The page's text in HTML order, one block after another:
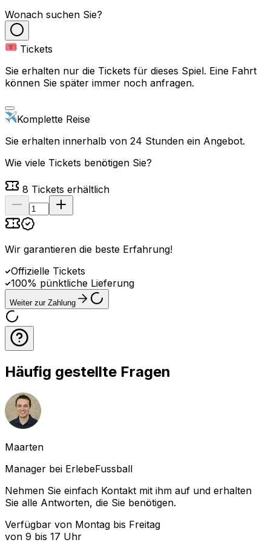
Wonach suchen Sie?
Tickets
Sie erhalten nur die Tickets für dieses Spiel. Eine Fahrt
können Sie später immer noch anfragen.
Komplette Reise
Sie erhalten innerhalb von 24 Stunden ein Angebot.
Wie viele Tickets benötigen Sie?
8 Tickets erhältlich
Wir garantieren die beste Erfahrung!
Offizielle Tickets
100% pünktliche Lieferung
Weiter zur Zahlung
Häufig gestellte Fragen
Maarten
Manager bei ErlebeFussball
Nehmen Sie einfach Kontakt mit ihm auf und erhalten
Sie alle Antworten, die Sie benötigen.
Verfügbar von Montag bis Freitag
von 9 bis 17 Uhr